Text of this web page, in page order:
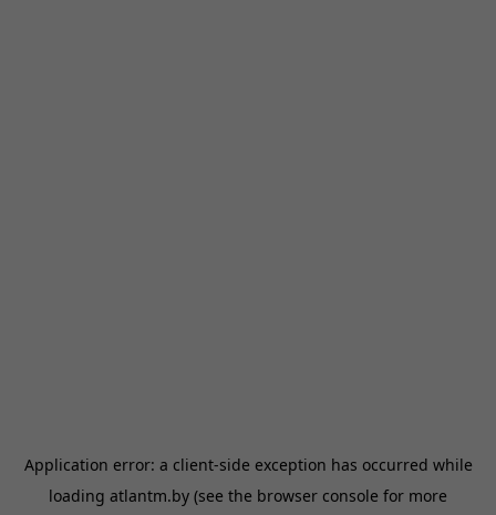
Application error: a client-side exception has occurred while
loading atlantm.by (see the browser console for more